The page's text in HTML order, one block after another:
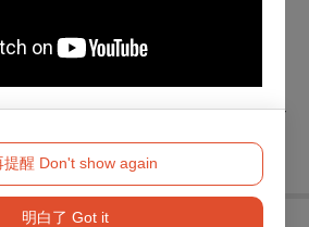
提醒 Don't show again
明白了 Got it
internationally.
performances are
scenography and hand-made
the hearts of the audience no matter